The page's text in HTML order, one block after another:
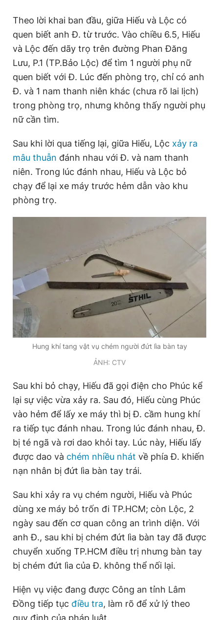
Theo lời khai ban đầu, giữa Hiếu và Lộc có
quen biết anh Đ. từ trước. Vào chiều 6.5, Hiếu
và Lộc đến dãy trọ trên đường Phan Đăng
Lưu, P.1 (TP.Bảo Lộc) để tìm 1 người phụ nữ
quen biết với Đ. Lúc đến phòng trọ, chỉ có anh
Đ. và 1 nam thanh niên khác (chưa rõ lai lịch)
trong phòng trọ, nhưng không thấy người phụ
nữ cần tìm.
Sau khi lời qua tiếng lại, giữa Hiếu, Lộc xảy ra
mâu thuẫn đánh nhau với Đ. và nam thanh
niên. Trong lúc đánh nhau, Hiếu và Lộc bỏ
chạy để lại xe máy trước hẻm dẫn vào khu
phòng trọ.
Hung khí tang vật vụ chém người đứt lìa bàn tay
ẢNH: CTV
Sau khi bỏ chạy, Hiếu đã gọi điện cho Phúc kể
lại sự việc vừa xảy ra. Sau đó, Hiếu cùng Phúc
vào hẻm để lấy xe máy thì bị Đ. cầm hung khí
ra tiếp tục đánh nhau. Trong lúc đánh nhau, Đ.
bị té ngã và rơi dao khỏi tay. Lúc này, Hiếu lấy
được dao và chém nhiều nhát về phía Đ. khiến
nạn nhân bị đứt lìa bàn tay trái.
Sau khi xảy ra vụ chém người, Hiếu và Phúc
dùng xe máy bỏ trốn đi TP.HCM; còn Lộc, 2
ngày sau đến cơ quan công an trình diện. Với
anh Đ., sau khi bị chém đứt lìa bàn tay đã được
chuyển xuống TP.HCM điều trị nhưng bàn tay
bị chém đứt lìa của Đ. không thể nối lại.
Hiện vụ việc đang được Công an tỉnh Lâm
Đồng tiếp tục điều tra, làm rõ để xử lý theo
quy định của pháp luật.